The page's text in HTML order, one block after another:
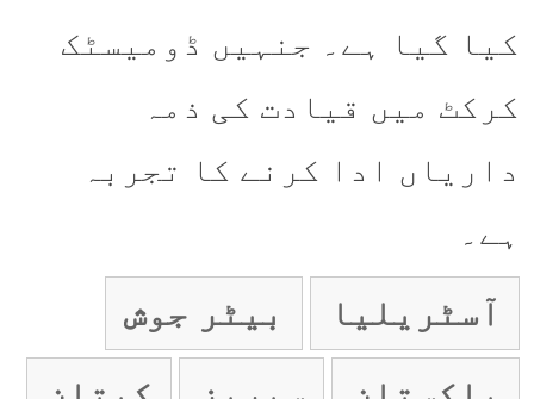
کیا گیا ہے۔ جنہیں ڈومیسٹک
کرکٹ میں قیادت کی ذمہ
داریاں ادا کرنے کا تجربہ
ہے۔
آسٹریلیا بیٹر جوش